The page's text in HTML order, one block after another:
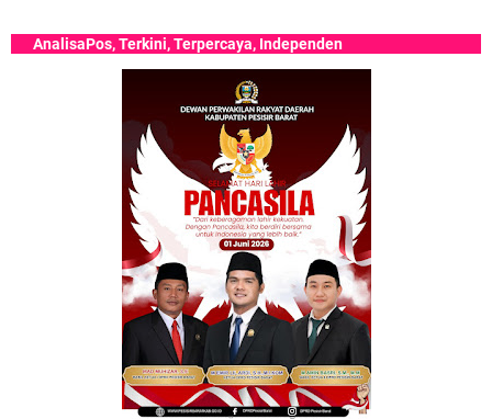
Terkini, Terpercaya, Independen